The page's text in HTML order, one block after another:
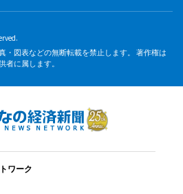
・図表などの無断転載を禁止します。 著作権は
者に属します。
ワーク